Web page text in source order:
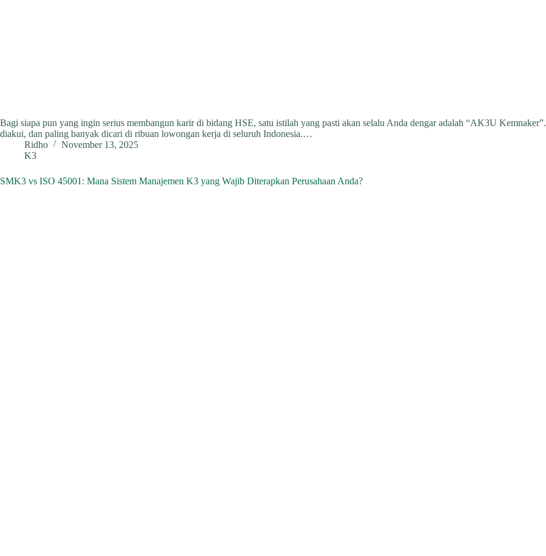
Bagi siapa pun yang ingin serius membangun karir di bidang HSE, satu istilah yang pasti akan selalu Anda dengar adalah “AK3U
diakui, dan paling banyak dicari di ribuan lowongan kerja di seluruh Indonesia.…
Ridho
November 13, 2025
K3
SMK3 vs ISO 45001: Mana Sistem Manajemen K3 yang Wajib Diterapkan Perusahaan Anda?